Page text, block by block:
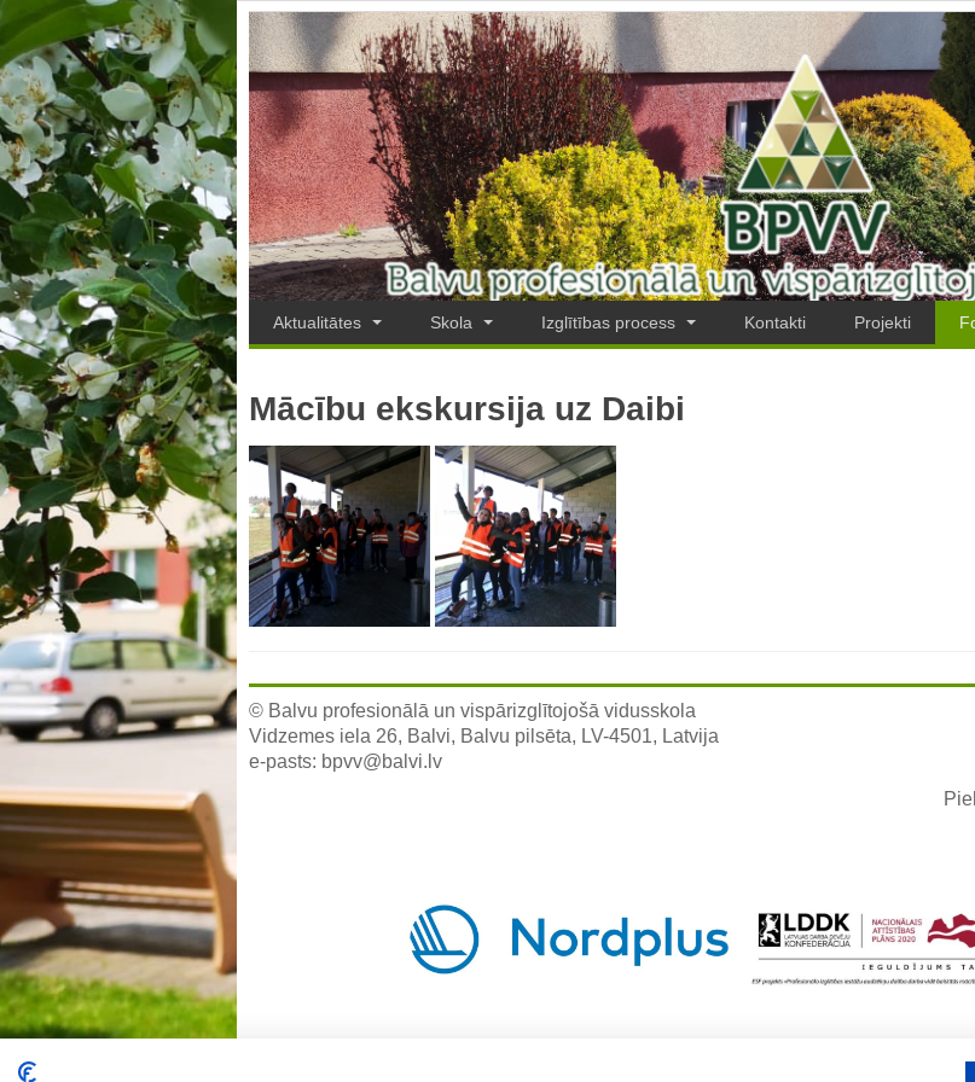
Aktualitātes Skola Izglītības process Kontakti Projekti
Mācību ekskursija uz Daibi
© Balvu profesionālā un vispārizglītojošā vidusskola
Vidzemes iela 26, Balvi, Balvu pilsēta, LV-4501, Latvija
e-pasts: bpvv@balvi.lv